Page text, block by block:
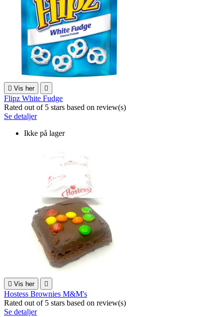
 Vis her 
Flipz White Fudge
Rated out of 5 stars based on review(s)
Se detaljer
Ikke på lager
 Vis her 
Hostess Brownies M&M's
Rated out of 5 stars based on review(s)
Se detaljer